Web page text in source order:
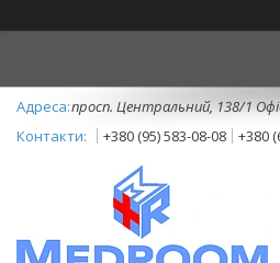
просп. Центральний, 138/1
+380 (95) 583-08-08
+380